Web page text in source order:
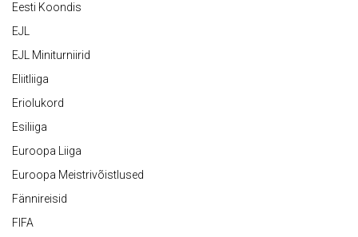
Eesti Koondis
EJL
EJL Miniturniirid
Eliitliiga
Eriolukord
Esiliiga
Euroopa Liiga
Euroopa Meistrivõistlused
Fännireisid
FIFA